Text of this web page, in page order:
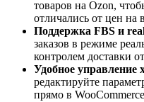
товаров на Ozon,
отличались от цен на
Поддержка FBS и
заказов в режиме
контролем доставки
Удобное управление
редактируйте
прямо в